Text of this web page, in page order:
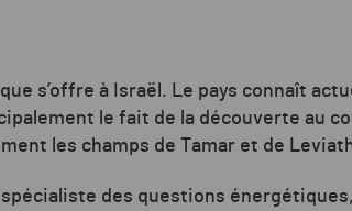
s’offre à Israël. Le pays connaît
le fait de la découverte au
les champs de Tamar et de
spécialiste des questions énergétiques,